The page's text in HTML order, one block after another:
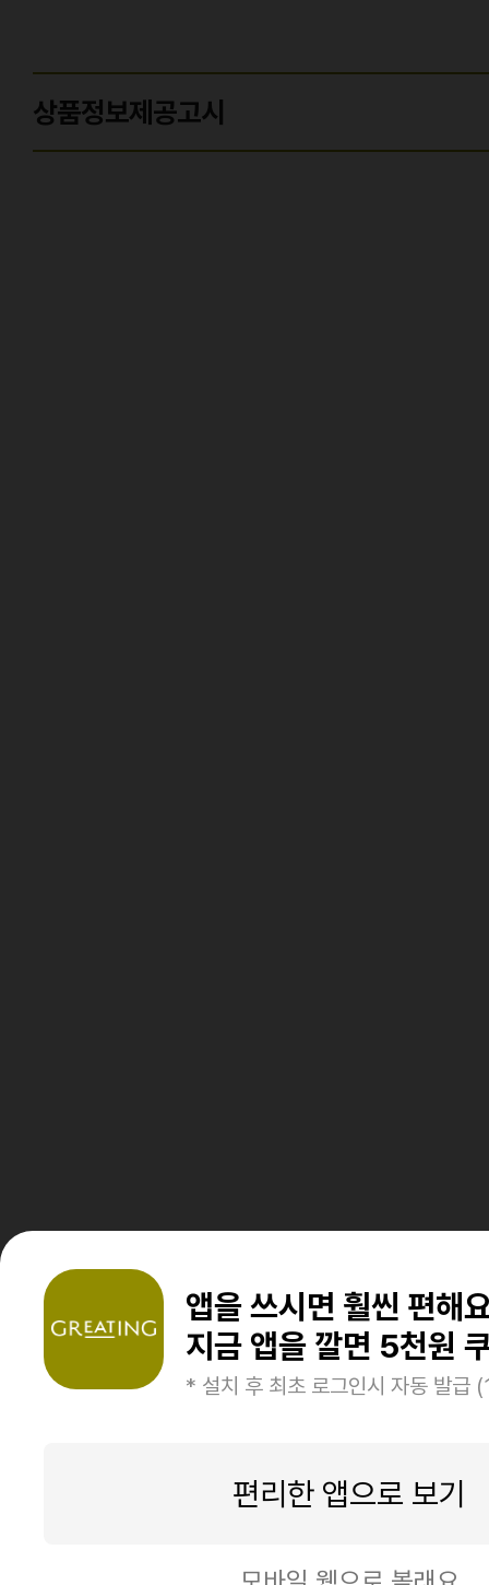
상품정보제공고시
앱을 쓰시면 훨씬 편해
지금 앱을 깔면 5천원
* 설치 후 최초 로그인시 자동 발급
편리한 앱으로 보기